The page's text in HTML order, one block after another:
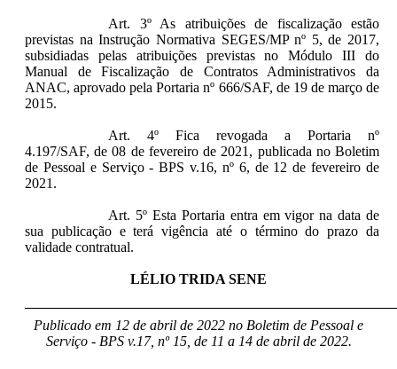
Art. 3º As atribuições de fiscalização estão
previstas na Instrução Normativa SEGES/MP nº 5, de 2017,
subsidiadas pelas atribuições previstas no Módulo III do
Manual de Fiscalização de Contratos Administrativos da
ANAC, aprovado pela Portaria nº 666/SAF, de 19 de março de
2015.
Art. 4º Fica revogada a Portaria nº
4.197/SAF, de 08 de fevereiro de 2021, publicada no Boletim
de Pessoal e Serviço - BPS v.16, nº 6, de 12 de fevereiro de
2021.
Art. 5º Esta Portaria entra em vigor na data de
sua publicação e terá vigência até o término do prazo da
validade contratual.
LÉLIO TRIDA SENE
Publicado em 12 de abril de 2022 no Boletim de Pessoal e
Serviço - BPS v.17, nº 15, de 11 a 14 de abril de 2022.